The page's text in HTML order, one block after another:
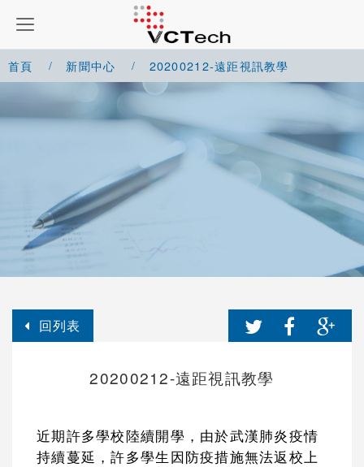
首頁 新聞中心 20200212-遠距視訊教學
回列表
20200212-遠距視訊教學
近期許多學校陸續開學，由於武漢肺炎疫情
持續蔓延，許多學生因防疫措施無法返校上